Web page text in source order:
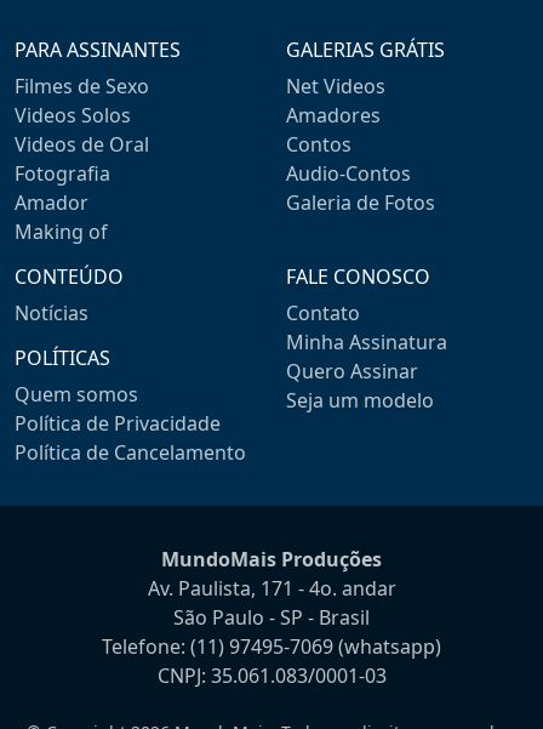
PARA ASSINANTES
Filmes de Sexo
Videos Solos
Videos de Oral
Fotografia
Amador
Making of
GALERIAS GRÁTIS
Net Videos
Amadores
Contos
Audio-Contos
Galeria de Fotos
CONTEÚDO
Notícias
POLÍTICAS
Quem somos
Política de Privacidade
Política de Cancelamento
FALE CONOSCO
Contato
Minha Assinatura
Quero Assinar
Seja um modelo
MundoMais Produções
Av. Paulista, 171 - 4o. andar
São Paulo - SP - Brasil
Telefone: (11) 97495-7069(whatsapp)
CNPJ: 35.061.083/0001-03